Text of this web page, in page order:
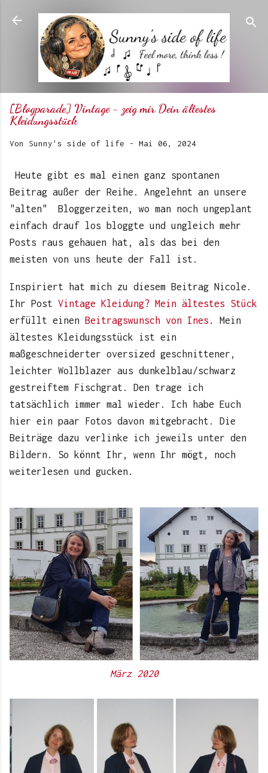
Direkt zum Hauptbereich
[Blogparade] Vintage - zeig mir Dein ältestes
Kleidungsstück
Von Sunny's side of life - Mai 06, 2024
Heute gibt es mal einen ganz spontanen
Beitrag außer der Reihe. Angelehnt an unsere
"alten" Bloggerzeiten, wo man noch ungeplant
einfach drauf los bloggte und ungleich mehr
Posts raus gehauen hat, als das bei den
meisten von uns heute der Fall ist.
Inspiriert hat mich zu diesem Beitrag Nicole.
Ihr Post Vintage Kleidung? Mein ältestes Stück
erfüllt einen
Beitragswunsch von Ines . Mein
ältestes Kleidungsstück ist ein
maßgeschneiderter oversized geschnittener,
leichter Wollblazer aus dunkelblau/schwarz
gestreiftem Fischgrat. Den trage ich
tatsächlich immer mal wieder. Ich habe Euch
hier ein paar Fotos davon mitgebracht. Die
Beiträge dazu verlinke ich jeweils unter den
Bildern. So könnt Ihr, wenn Ihr mögt, noch
weiterlesen und gucken.
März 2020